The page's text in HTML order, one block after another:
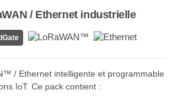
/ Ethernet industrielle
/ Ethernet intelligente et programmable
IoT. Ce pack contient :